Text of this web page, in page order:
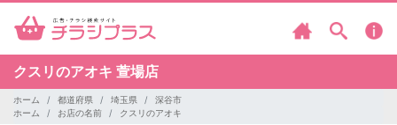
クスリのアオキ 萱場店
ホーム 都道府県 埼玉県
深谷市
ホーム
お店の名前 クスリのアオキ